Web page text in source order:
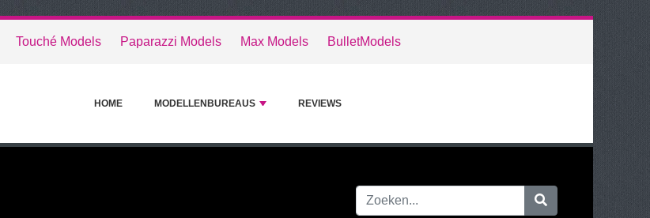
Touché Models Paparazzi Models Max Models BulletModels
HOME MODELLENBUREAUS REVIEWS